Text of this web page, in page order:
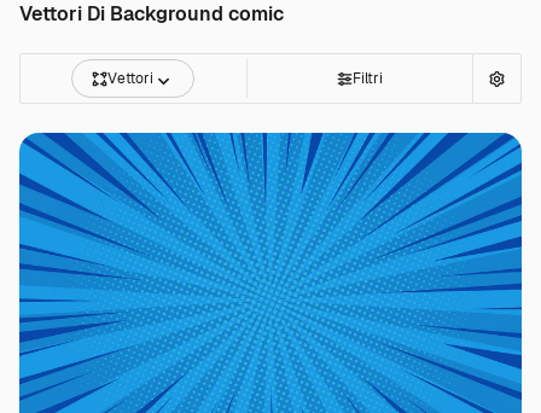
Vettori Di Background comic
Vettori Filtri